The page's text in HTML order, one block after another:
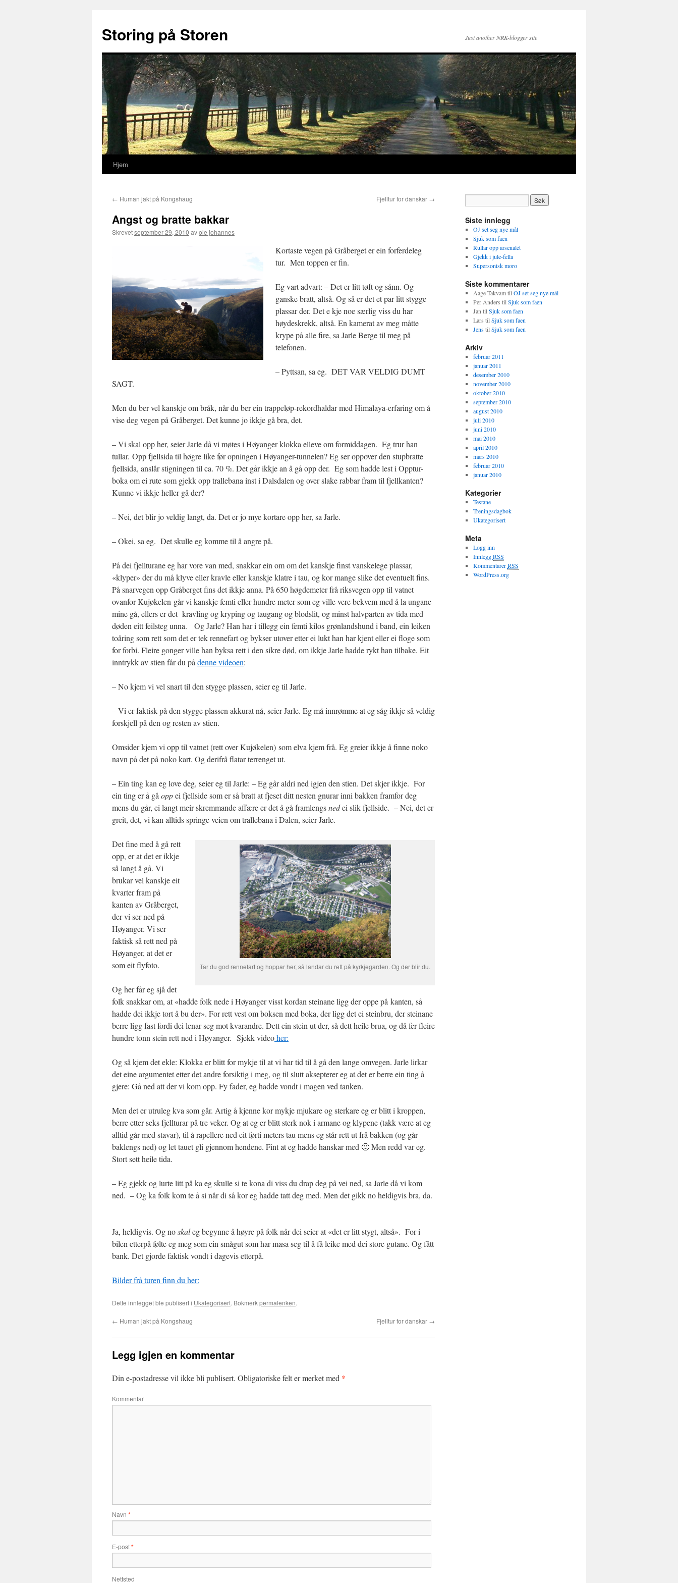
Storing på Storen Just another NRK-blogger site
Hopp
innhold
Hjem
← Human jakt på Kongshaug Fjelltur for danskar →
Angst og bratte bakkar
Skrevetseptember 29, 2010 avole johannes
Kortaste vegen på Gråberget er ein forferdeleg
tur. Men toppen er fin.
Eg vart advart: – Det er litt tøft og sånn. Og
ganske bratt, altså. Og så er det et par litt stygge
plassar der. Det e kje noe særlig viss du har
høydeskrekk, altså. En kamerat av meg måtte
krype på alle fire, sa Jarle Berge til meg på
telefonen.
– Pyttsan, sa eg. DET VAR VELDIG DUMT
SAGT.
Men du ber vel kanskje om bråk, når du ber ein trappeløp-rekordhaldar med Himalaya-erfaring om å
vise deg vegen på Gråberget. Det kunne jo ikkje gå bra, det.
– Vi skal opp her, seier Jarle då vi møtes i Høyanger klokka elleve om formiddagen. Eg trur han
tullar. Opp fjellsida til høgre like før opningen i Høyanger-tunnelen? Eg ser oppover den stupbratte
fjellsida, anslår stigningen til ca. 70 %. Det går ikkje an å gå opp der. Eg som hadde lest i Opptur-
boka om ei rute som gjekk opp trallebana inst i Dalsdalen og over slake rabbar fram til fjellkanten?
Kunne vi ikkje heller gå der?
– Nei, det blir jo veldig langt, da. Det er jo mye kortare opp her, sa Jarle.
– Okei, sa eg. Det skulle eg komme til å angre på.
På dei fjellturane eg har vore van med, snakkar ein om om det kanskje finst vanskelege plassar,
«klyper» der du må klyve eller kravle eller kanskje klatre i tau, og kor mange slike det eventuelt fins.
På snarvegen opp Gråberget fins det ikkje anna. På 650 høgdemeter frå riksvegen opp til vatnet
ovanfor Kujøkelen går vi kanskje femti eller hundre meter som eg ville vere bekvem med å la ungane
mine gå, ellers er det kravling og kryping og taugang og blodslit, og minst halvparten av tida med
døden eitt feilsteg unna. Og Jarle? Han har i tillegg ein femti kilos grønlandshund i band, ein leiken
toåring som rett som det er tek rennefart og bykser utover etter ei lukt han har kjent eller ei floge som
for forbi. Fleire gonger ville han byksa rett i den sikre død, om ikkje Jarle hadde rykt han tilbake. Eit
inntrykk av stien får du på denne videoen:
– No kjem vi vel snart til den stygge plassen, seier eg til Jarle.
– Vi er faktisk på den stygge plassen akkurat nå, seier Jarle. Eg må innrømme at eg såg ikkje så veldig
forskjell på den og resten av stien.
Omsider kjem vi opp til vatnet (rett over Kujøkelen) som elva kjem frå. Eg greier ikkje å finne noko
navn på det på noko kart. Og derifrå flatar terrenget ut.
– Ein ting kan eg love deg, seier eg til Jarle: – Eg går aldri ned igjen den stien. Det skjer ikkje. For
ein ting er å gå oppei fjellside som er så bratt at fjeset ditt nesten gnurar inni bakken framfor deg
mens du går, ei langt meir skremmande affære er det å gå framlengsnedei slik fjellside. – Nei, det er
greit, det, vi kan alltids springe veien om trallebana i Dalen, seier Jarle.
Tar du god rennefart og hoppar her, så landar du rett på kyrkjegarden. Og der blir du.
Det fine med å gå rett
opp, er at det er ikkje
så langt å gå. Vi
brukar vel kanskje eit
kvarter fram på
kanten av Gråberget,
der vi ser ned på
Høyanger. Vi ser
faktisk så rett ned på
Høyanger, at det er
som eit flyfoto.
Og her får eg sjå det
folk snakkar om, at «hadde folk nede i Høyanger visst kordan steinane ligg der oppe på kanten, så
hadde dei ikkje tort å bu der». For rett vest om boksen med boka, der ligg det ei steinbru, der steinane
berre ligg fast fordi dei lenar seg mot kvarandre. Dett ein stein ut der, så dett heile brua, og då fer fleire
hundre tonn stein rett ned i Høyanger. Sjekk videoher:
Og så kjem det ekle: Klokka er blitt for mykje til at vi har tid til å gå den lange omvegen. Jarle lirkar
det eine argumentet etter det andre forsiktig i meg, og til slutt aksepterer eg at det er berre ein ting å
gjere: Gå ned att der vi kom opp. Fy fader, eg hadde vondt i magen ved tanken.
Men det er utruleg kva som går. Artig å kjenne kor mykje mjukare og sterkare eg er blitt i kroppen,
berre etter seks fjellturar på tre veker. Og at eg er blitt sterk nok i armane og klypene (takk være at eg
alltid går med stavar), til å rapellere ned eit førti meters tau mens eg står rett ut frå bakken (og går
baklengs ned) og let tauet gli gjennom hendene. Fint at eg hadde hanskar med 🙂 Men redd var eg.
Stort sett heile tida.
– Eg gjekk og lurte litt på ka eg skulle si te kona di viss du drap deg på vei ned, sa Jarle då vi kom
ned. – Og ka folk kom te å si når di så kor eg hadde tatt deg med. Men det gikk no heldigvis bra, da.
Ja, heldigvis. Og noskaleg begynne å høyre på folk når dei seier at «det er litt stygt, altså». For i
bilen etterpå følte eg meg som ein smågut som har masa seg til å få leike med dei store gutane. Og fått
bank. Det gjorde faktisk vondt i dagevis etterpå.
Bilder frå turen finn du her:
Dette innlegget ble publisert i Ukategorisert. Bokmerkpermalenken.
← Human jakt på Kongshaug Fjelltur for danskar →
Legg igjen en kommentar
Din e-postadresse vil ikke bli publisert. Obligatoriske felt er merket med *
Kommentar
Navn *
E-post*
Nettsted
Siste innlegg
OJ set seg nye mål
Sjuk som faen
Rullar opp arsenalet
Gjekk i jule-fella
Supersonisk moro
Siste kommentarer
Aage TakvamtilOJ set seg nye mål
Per Anders tilSjuk som faen
Jan tilSjuk som faen
Lars tilSjuk som faen
JenstilSjuk som faen
Arkiv
februar 2011
januar 2011
desember 2010
november 2010
oktober 2010
september 2010
august 2010
juli 2010
juni 2010
mai 2010
april 2010
mars 2010
februar 2010
januar 2010
Kategorier
Testane
Treningsdagbok
Ukategorisert
Meta
Logg inn
InnleggRSS
KommentarerRSS
WordPress.org